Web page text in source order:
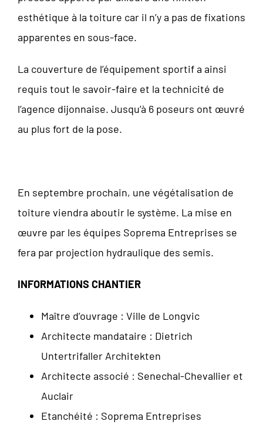
esthétique à la toiture car il n’y a pas de fixations
apparentes en sous-face.
La couverture de l’équipement sportif a ainsi
requis tout le savoir-faire et la technicité de
l’agence dijonnaise. Jusqu’à 6 poseurs ont œuvré
au plus fort de la pose.
En septembre prochain, une végétalisation de
toiture viendra aboutir le système. La mise en
œuvre par les équipes Soprema Entreprises se
fera par projection hydraulique des semis.
INFORMATIONS CHANTIER
Maître d’ouvrage : Ville de Longvic
Architecte mandataire : Dietrich
Untertrifaller Architekten
Architecte associé : Senechal-Chevallier et
Auclair
Etanchéité : Soprema Entreprises